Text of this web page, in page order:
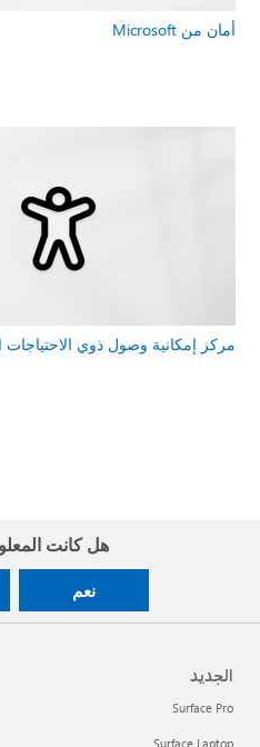
أمان من Microsoft
مركز إمكانية وصول ذوي الاحتياجات
هل كانت
نعم
الجديد
Surface Pro
Surface Laptop